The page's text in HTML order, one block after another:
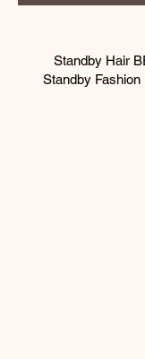
Standby Hair
Standby Fashion